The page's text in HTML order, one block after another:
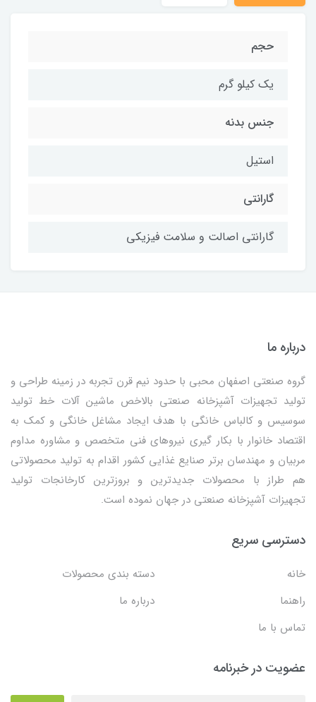
حجم
یک کیلو گرم
جنس بدنه
استیل
گارانتی
گارانتی اصالت و سلامت فیزیکی
درباره ما
گروه صنعتی اصفهان محبی با حدود نیم قرن تجربه در زمینه طراحی و
تولید تجهیزات آشپزخانه صنعتی بالاخص ماشین آلات خط تولید
سوسیس و کالباس خانگی با هدف ایجاد مشاغل خانگی و کمک به
اقتصاد خانوار با بکار گیری نیروهای فنی متخصص و مشاوره مداوم
مربیان و مهندسان برتر صنایع غذایی کشور اقدام به تولید محصولاتی
هم طراز با محصولات جدیدترین و بروزترین کارخانجات تولید
تجهیزات آشپزخانه صنعتی در جهان نموده است.
دسترسی سریع
خانه
دسته بندی محصولات
راهنما
درباره ما
تماس با ما
عضویت در خبرنامه